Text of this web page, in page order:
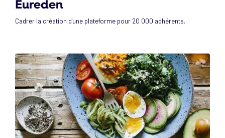
Eureden
Cadrer la création d'une plateforme pour 20 000 adhérents.